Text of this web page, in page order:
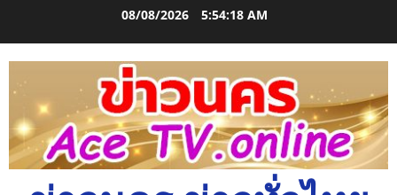
08/08/2026 5:54:19 AM